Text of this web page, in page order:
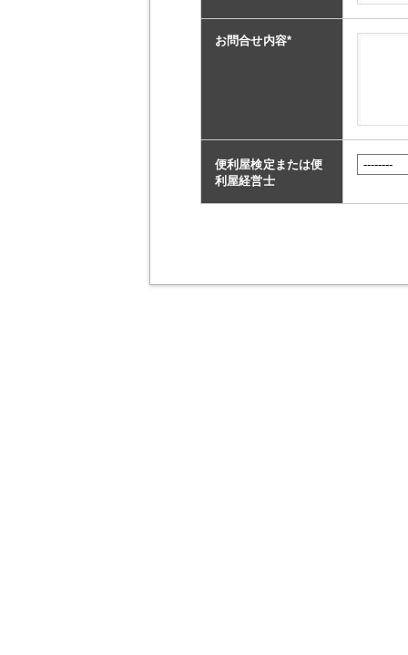
お問合せ内容*
便利屋検定または便
利屋経営士